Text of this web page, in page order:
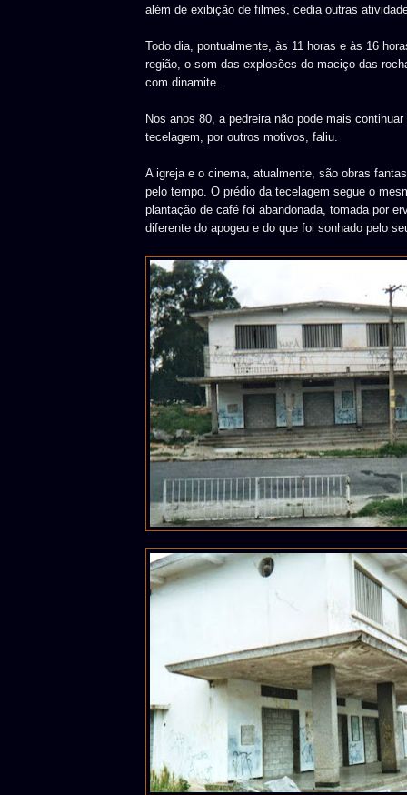
além de exibição de filmes, cedia outras
Todo dia, pontualmente, às 11 horas e às 16
região, o som das explosões do maciço das
com dinamite.
Nos anos 80, a pedreira não pode mais
tecelagem, por outros motivos, faliu.
A igreja e o cinema, atualmente, são obras
pelo tempo. O prédio da tecelagem segue o
plantação de café foi abandonada, tomada por
diferente do apogeu e do que foi sonhado pelo